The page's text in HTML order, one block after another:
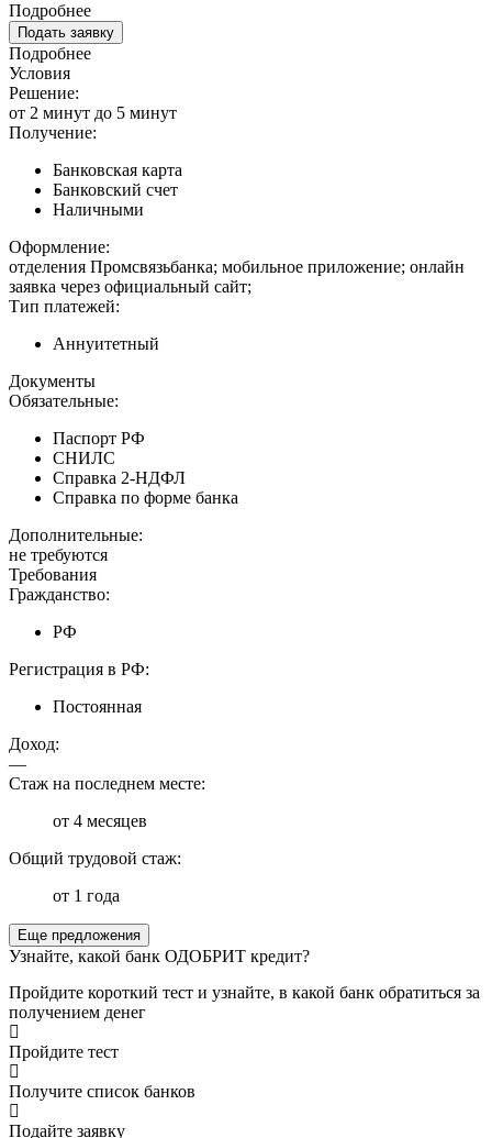
Подробнее
Подать заявку
Подробнее
Условия
Решение:
от 2 минут до 5 минут
Получение:
Банковская карта
Банковский счет
Наличными
Оформление:
отделения Промсвязьбанка; мобильное приложение; онлайн
заявка через официальный сайт;
Тип платежей:
Аннуитетный
Документы
Обязательные:
Паспорт РФ
СНИЛС
Справка 2-НДФЛ
Справка по форме банка
Дополнительные:
не требуются
Требования
Гражданство:
РФ
Регистрация в РФ:
Постоянная
Доход:
—
Стаж на последнем месте:
от 4 месяцев
Общий трудовой стаж:
от 1 года
Еще предложения
Узнайте, какой банк ОДОБРИТ кредит?
Пройдите короткий тест и узнайте, в какой банк обратиться за
получением денег
Пройдите тест
Получите список банков
Подайте заявку